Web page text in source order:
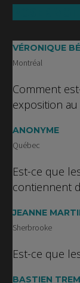
VÉRONIQUE
Montréal
Comment
exposition
ANONYME
Québec
Est-ce que
contiennent
JEANNE
Sherbrooke
Est-ce que
BASTIEN